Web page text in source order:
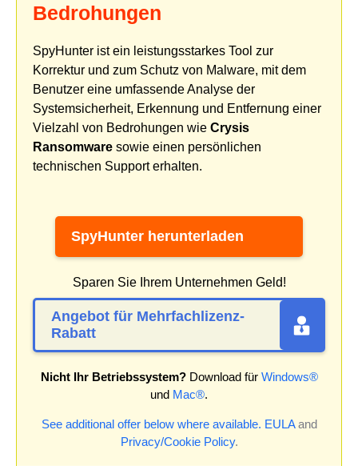
Bedrohungen
SpyHunter ist ein leistungsstarkes Tool zur
Korrektur und zum Schutz von Malware, mit dem
Benutzer eine umfassende Analyse der
Systemsicherheit, Erkennung und Entfernung einer
Vielzahl von Bedrohungen wie Crysis
Ransomware sowie einen persönlichen
technischen Support erhalten.
SpyHunter herunterladen
Sparen Sie Ihrem Unternehmen Geld!
Angebot für Mehrfachlizenz-
Rabatt
Nicht Ihr Betriebssystem?Download für Windows®
und Mac®.
See additional offer below where available. EULAand
Privacy/Cookie Policy.